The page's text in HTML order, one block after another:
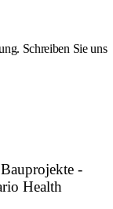
Schreiben Sie uns
-
Health